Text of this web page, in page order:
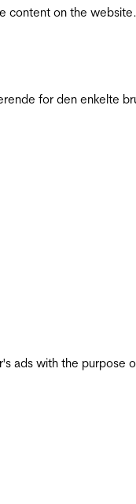
content on the
for den enkelte
ads with the purpose